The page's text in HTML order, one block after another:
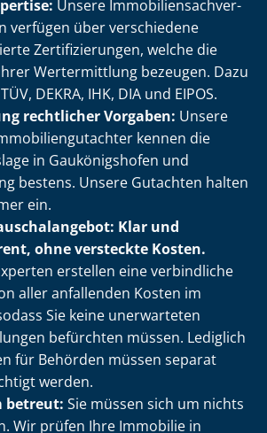
Unsere Im­mo­bi­li­en­sach­ver­
verfügen über verschiedene
Zer­ti­fi­zie­run­gen, welche die
Wertermittlung bezeugen. Dazu
DEKRA, IHK, DIA und EIPOS.
rechtlicher Vorgaben: Unsere
kennen die
in Gaukönigshofen und
bestens. Unsere Gutachten halten
ein.
Klar und
ohne versteckte Kosten.
erstellen eine verbindliche
aller anfallenden Kosten im
Sie keine unerwarteten
befürchten müssen. Lediglich
für Behörden müssen separat
werden.
betreut: Sie müssen sich um nichts
Wir prüfen Ihre Immobilie in